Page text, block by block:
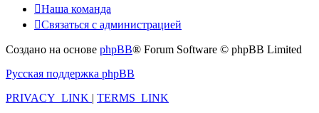
Наша команда
Связаться с администрацией
Создано на основе phpBB® Forum Software © phpBB Limited
Русская поддержка phpBB
PRIVACY_LINK | TERMS_LINK